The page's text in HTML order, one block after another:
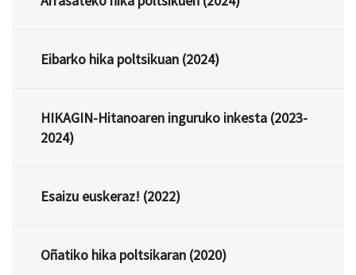
Eibarko hika poltsikuan (2024)
HIKAGIN-Hitanoaren inguruko inkesta (2023-
2024)
Esaizu euskeraz! (2022)
Oñatiko hika poltsikaran (2020)